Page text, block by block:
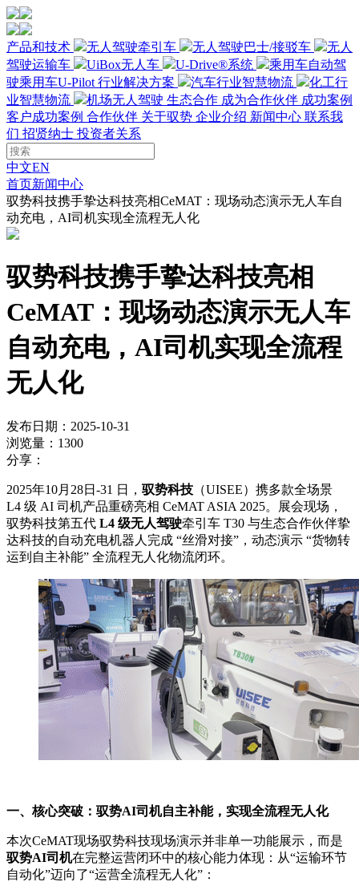
产品和技术 无人驾驶牵引车 无人驾驶巴士/接驳车
无人
驾驶运输车
UiBox无人车 U-Drive®系统
乘用车自动驾
驶乘用车U-Pilot 行业解决方案 汽车行业智慧物流
化工行
业智慧物流
机场无人驾驶 生态合作 成为合作伙伴 成功案例
客户成功案例 合作伙伴 关于驭势 企业介绍 新闻中心 联系我
们 招贤纳士 投资者关系
中文EN
首页新闻中心
驭势科技携手挚达科技亮相CeMAT：现场动态演示无人车自
动充电，AI司机实现全流程无人化
驭势科技携手挚达科技亮相
CeMAT：现场动态演示无人车
自动充电，AI司机实现全流程
无人化
发布日期：2025-10-31
浏览量：1300
分享：
2025年10月28日-31 日， 驭势科技 （UISEE）携多款全场景
L4 级 AI 司机产品重磅亮相 CeMAT ASIA 2025。展会现场，
驭势科技第五代 L4 级无人驾驶牵引车 T30 与生态合作伙伴挚
达科技的自动充电机器人完成 “丝滑对接”，动态演示 “货物转
运到自主补能” 全流程无人化物流闭环。
一、核心突破：驭势AI司机自主补能，实现全流程无人化
本次CeMAT现场驭势科技现场演示并非单一功能展示，而是
驭势AI司机在完整运营闭环中的核心能力体现：从“运输环节
自动化”迈向了“运营全流程无人化”：